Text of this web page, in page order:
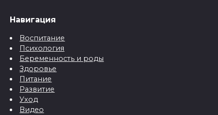
Навигация
Воспитание
Психология
Беременность и роды
Здоровье
Питание
Развитие
Уход
Видео